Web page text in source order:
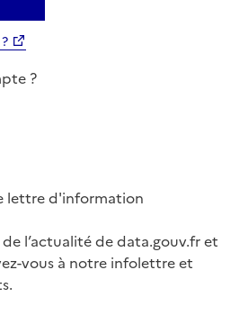
?
lettre d'information
l’actualité de data.gouv.fr et
vous à notre infolettre et